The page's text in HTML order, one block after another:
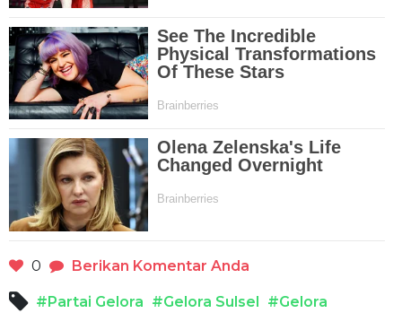
0 Berikan Komentar Anda
#Partai Gelora #Gelora Sulsel #Gelora